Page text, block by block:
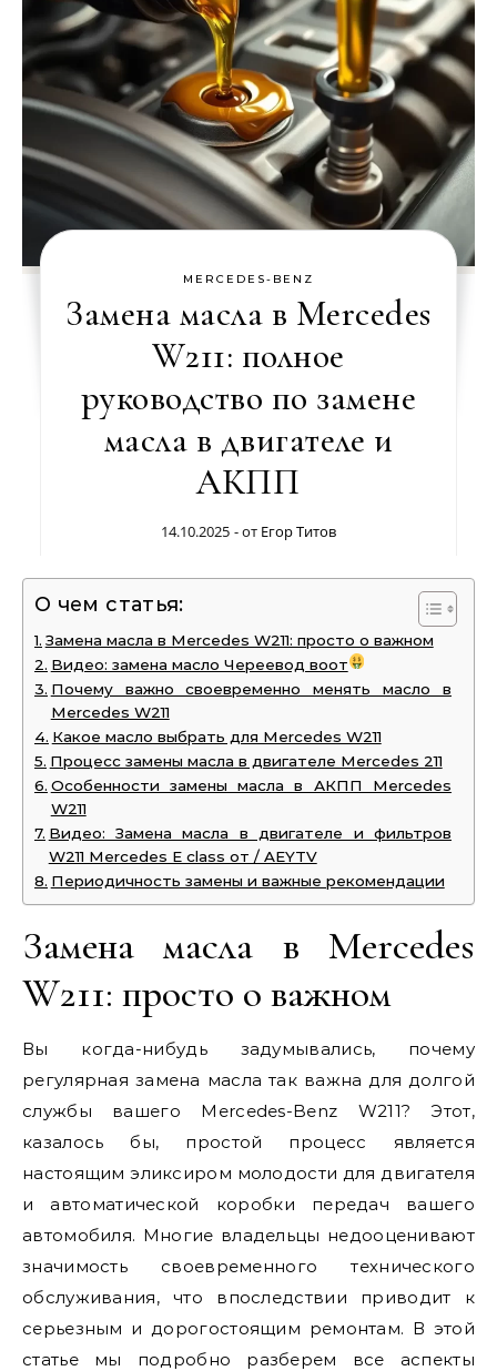
MERCEDES-BENZ
Замена масла в Mercedes
W211: полное
руководство по замене
масла в двигателе и
АКПП
14.10.2025 - от Егор Титов
О чем статья:
Замена масла в Mercedes W211: просто о важном
Видео: замена масло Череевод воот
Почему важно своевременно менять масло в
Mercedes W211
Какое масло выбрать для Mercedes W211
Процесс замены масла в двигателе Mercedes 211
Особенности замены масла в АКПП Mercedes
W211
Видео: Замена масла в двигателе и фильтров
W211 Mercedes E class от / AEYTV
Периодичность замены и важные рекомендации
Замена масла в Mercedes
W211: просто о важном
Вы когда-нибудь задумывались, почему
регулярная замена масла так важна для долгой
службы вашего Mercedes-Benz W211? Этот,
казалось бы, простой процесс является
настоящим эликсиром молодости для двигателя
и автоматической коробки передач вашего
автомобиля. Многие владельцы недооценивают
значимость своевременного технического
обслуживания, что впоследствии приводит к
серьезным и дорогостоящим ремонтам. В этой
статье мы подробно разберем все аспекты